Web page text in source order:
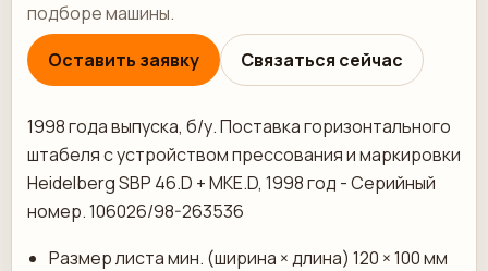
подборе машины.
Оставить заявку
Связаться сейчас
1998 года выпуска, б/у. Поставка горизонтального
штабеля с устройством прессования и маркировки
Heidelberg SBP 46.D + MKE.D, 1998 год - Серийный
номер. 106026/98-263536
Размер листа мин. (ширина × длина) 120 × 100 мм